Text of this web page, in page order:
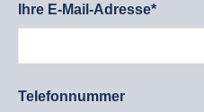
Ihre E-Mail-Adresse*
Telefonnummer